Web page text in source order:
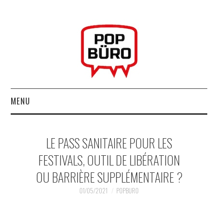
MENU
MUSIQUESACTUELLES.NET
GABBA GABBA HEY !
LE PASS SANITAIRE POUR LES
FESTIVALS, OUTIL DE LIBÉRATION
OU BARRIÈRE SUPPLÉMENTAIRE ?
01/05/2021 POPBURO